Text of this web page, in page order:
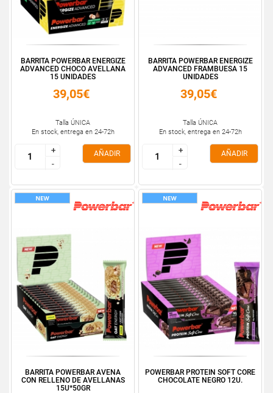
BARRITA POWERBAR ENERGIZE
ADVANCED CHOCO AVELLANA
15 UNIDADES
39,05€
Talla ÚNICA
En stock, entrega en 24-72h
+
-
+
-
AÑADIR
BARRITA POWERBAR ENERGIZE
ADVANCED FRAMBUESA 15
UNIDADES
39,05€
Talla ÚNICA
En stock, entrega en 24-72h
+
-
+
-
AÑADIR
BARRITA POWERBAR AVENA
CON RELLENO DE AVELLANAS
15U*50GR
POWERBAR PROTEIN SOFT CORE
CHOCOLATE NEGRO 12U.